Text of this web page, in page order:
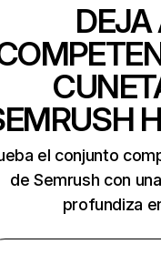
DEJA
el conjunto
de Semrush con
profundiza